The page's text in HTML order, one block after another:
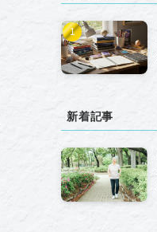
新着記事